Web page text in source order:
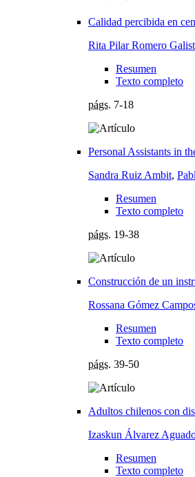
Calidad percibida en
Rita Pilar Romero
Resumen
Texto completo
págs. 7-18
Personal Assistants in
Sandra Ruiz Ambit,
Resumen
Texto completo
págs. 19-38
Construcción de un
Rossana Gómez
Resumen
Texto completo
págs. 39-50
Adultos chilenos con
Izaskun Álvarez
Resumen
Texto completo